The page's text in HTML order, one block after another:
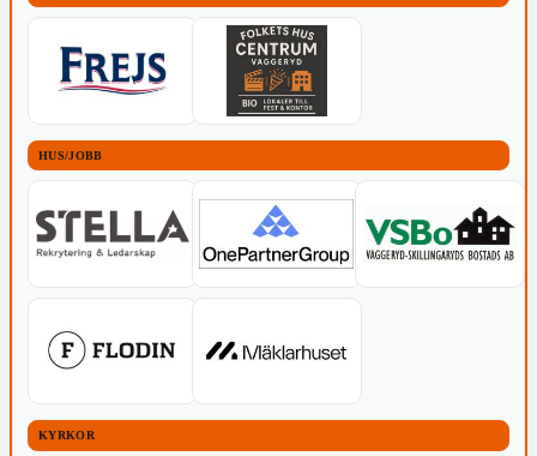
HUS/JOBB
KYRKOR